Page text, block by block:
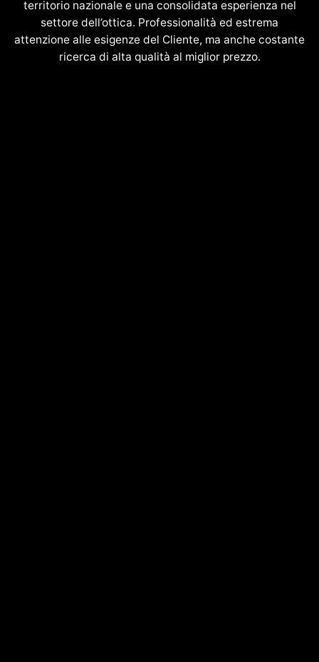
territorio nazionale e una consolidata esperienza nel
settore dell’ottica. Professionalità ed estrema
attenzione alle esigenze del Cliente, ma anche costante
ricerca di alta qualità al miglior prezzo.